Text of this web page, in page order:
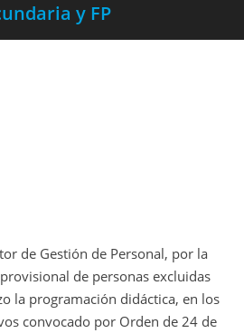
y FP
de Gestión de Personal, por la
de personas excluidas
la programación didáctica, en los
convocado por Orden de 24 de